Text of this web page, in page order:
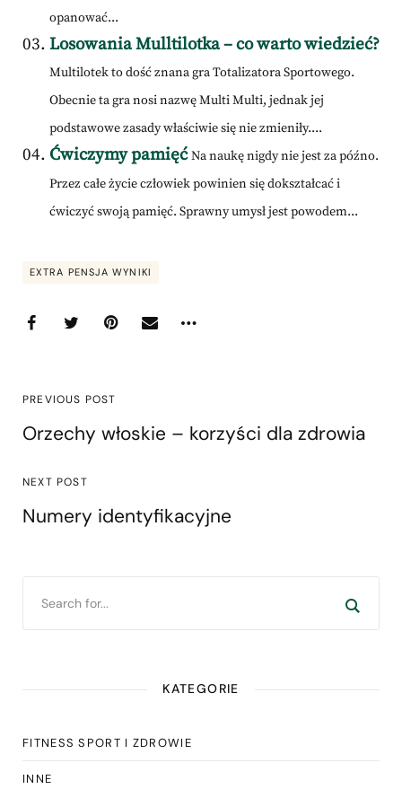
opanować...
Losowania Mulltilotka – co warto wiedzieć?
Multilotek to dość znana gra Totalizatora Sportowego.
Obecnie ta gra nosi nazwę Multi Multi, jednak jej
podstawowe zasady właściwie się nie zmieniły....
Ćwiczymy pamięć Na naukę nigdy nie jest za późno.
Przez całe życie człowiek powinien się dokształcać i
ćwiczyć swoją pamięć. Sprawny umysł jest powodem...
EXTRA PENSJA WYNIKI
PREVIOUS POST
Orzechy włoskie – korzyści dla zdrowia
NEXT POST
Numery identyfikacyjne
KATEGORIE
FITNESS SPORT I ZDROWIE
INNE